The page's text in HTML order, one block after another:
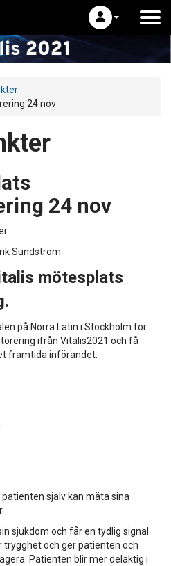
24 nov
24 nov
Sundström
mötesplats
på Norra Latin i Stockholm för
ifrån Vitalis2021 och få
framtida införandet.
själv kan mäta sina
sjukdom och får en tydlig signal
trygghet och ger patienten och
Patienten blir mer delaktig i